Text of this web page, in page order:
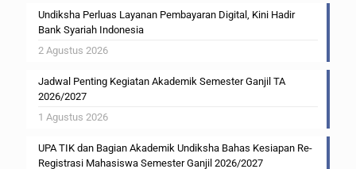
Undiksha Perluas Layanan Pembayaran Digital, Kini Hadir
Bank Syariah Indonesia
2 Agustus 2026
Jadwal Penting Kegiatan Akademik Semester Ganjil TA
2026/2027
1 Agustus 2026
UPA TIK dan Bagian Akademik Undiksha Bahas Kesiapan Re-
Registrasi Mahasiswa Semester Ganjil 2026/2027